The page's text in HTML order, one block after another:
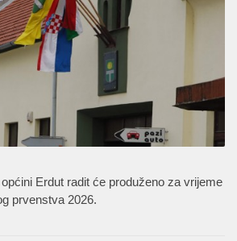
Erdut radit će produženo za vrijeme
prvenstva 2026.